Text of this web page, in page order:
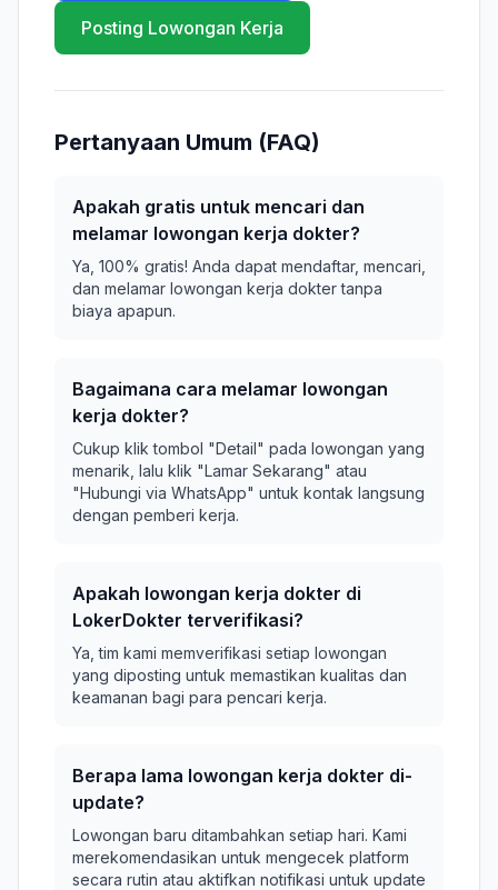
Posting Lowongan Kerja
Pertanyaan Umum (FAQ)
Apakah gratis untuk mencari dan
melamar lowongan kerja dokter?
Ya, 100% gratis! Anda dapat mendaftar, mencari,
dan melamar lowongan kerja dokter tanpa
biaya apapun.
Bagaimana cara melamar lowongan
kerja dokter?
Cukup klik tombol "Detail" pada lowongan yang
menarik, lalu klik "Lamar Sekarang" atau
"Hubungi via WhatsApp" untuk kontak langsung
dengan pemberi kerja.
Apakah lowongan kerja dokter di
LokerDokter terverifikasi?
Ya, tim kami memverifikasi setiap lowongan
yang diposting untuk memastikan kualitas dan
keamanan bagi para pencari kerja.
Berapa lama lowongan kerja dokter di-
update?
Lowongan baru ditambahkan setiap hari. Kami
merekomendasikan untuk mengecek platform
secara rutin atau aktifkan notifikasi untuk update